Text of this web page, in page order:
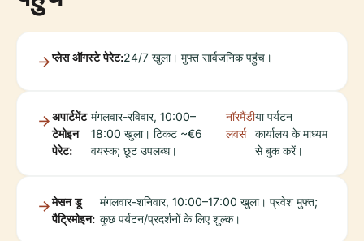
प्लेस ऑगस्टे पेरेट:24/7 खुला। मुफ्त सार्वजनिक पहुंच।
अपार्टमेंट
टेमोइन
पेरेट:
मंगलवार-रविवार, 10:00–
18:00 खुला। टिकट ~€6
वयस्क; छूट उपलब्ध।
नॉरमैंडी
लवर्स
या पर्यटन
कार्यालय के माध्यम
से बुक करें।
मेसन डू
पैट्रिमोइन:
मंगलवार-शनिवार, 10:00–17:00 खुला। प्रवेश मुफ्त;
कुछ पर्यटन/प्रदर्शनों के लिए शुल्क।